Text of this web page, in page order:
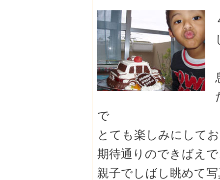
で
とても楽しみにして
期待通りのできばえ
親子でしばし眺めて